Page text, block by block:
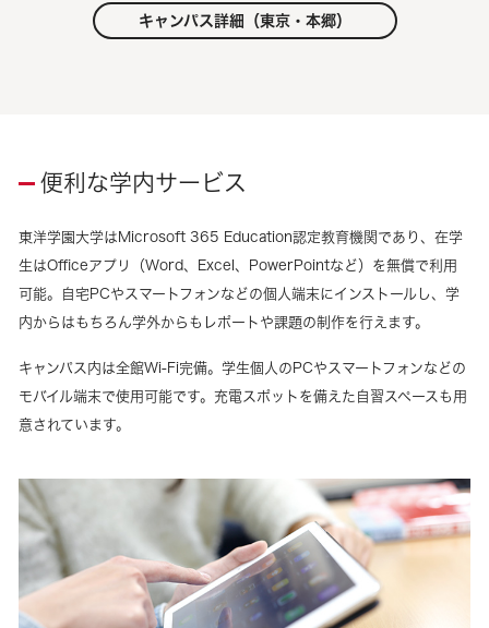
キャンパス詳細（東京・本郷）
便利な学内サービス
東洋学園大学はMicrosoft 365 Education認定教育機関であり、在学
生はOfficeアプリ（Word、Excel、PowerPointなど）を無償で利用
可能。自宅PCやスマートフォンなどの個人端末にインストールし、学
内からはもちろん学外からもレポートや課題の制作を行えます。
キャンパス内は全館Wi-Fi完備。学生個人のPCやスマートフォンなどの
モバイル端末で使用可能です。充電スポットを備えた自習スペースも用
意されています。